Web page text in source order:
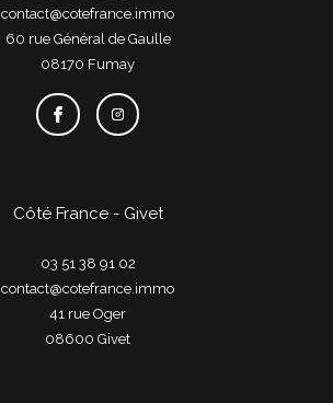
contact@cotefrance.immo
60 rue Général de Gaulle
08170
fumay
Côté France - Givet
03 51 38 91 02
contact@cotefrance.immo
41 rue Oger
08600
givet